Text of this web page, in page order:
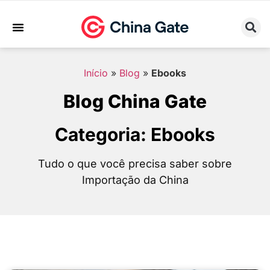
Início » Blog » Ebooks
Blog China Gate
Categoria: Ebooks
Tudo o que você precisa saber sobre
Importação da China